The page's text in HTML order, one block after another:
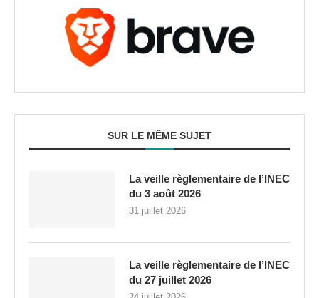
SUR LE MÊME SUJET
La veille règlementaire de l’INEC
du 3 août 2026
31 juillet 2026
La veille règlementaire de l’INEC
du 27 juillet 2026